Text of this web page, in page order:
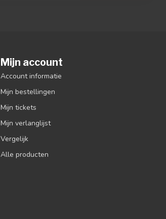
Mijn account
Account informatie
Mijn bestellingen
Mijn tickets
Mijn verlanglijst
Vergelijk
Alle producten